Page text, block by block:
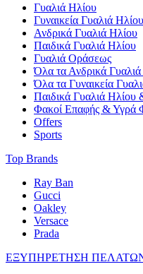
Γυαλιά Ηλίου
Γυναικεία Γυαλιά Ηλίου
Ανδρικά Γυαλιά Ηλίου
Παιδικά Γυαλιά Ηλίου
Γυαλιά Οράσεως
Όλα τα Ανδρικά
Όλα τα Γυναικεία
Παιδικά Γυαλιά
Φακοί Επαφής & Υγρά
Offers
Sports
Top Brands
Ray Ban
Gucci
Oakley
Versace
Prada
ΕΞΥΠΗΡΕΤΗΣΗ